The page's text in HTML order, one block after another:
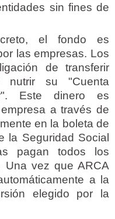
sin fines de
el fondo es
las empresas. Los
de transferir
nutrir su "Cuenta
Este dinero es
a través de
en la boleta de
la Seguridad Social
pagan todos los
Una vez que ARCA
a la
elegido por la